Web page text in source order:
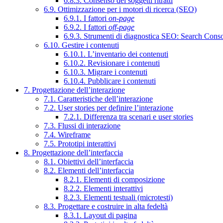
6.9. Ottimizzazione per i motori di ricerca (SEO)
6.9.1. I fattori on-page
6.9.2. I fattori off-page
6.9.3. Strumenti di diagnostica SEO: Search
6.10. Gestire i contenuti
6.10.1. L’inventario dei contenuti
6.10.2. Revisionare i contenuti
6.10.3. Migrare i contenuti
6.10.4. Pubblicare i contenuti
7. Progettazione dell’interazione
7.1. Caratteristiche dell’interazione
7.2. User stories per definire l’interazione
7.2.1. Differenza tra scenari e user stories
7.3. Flussi di interazione
7.4. Wireframe
7.5. Prototipi interattivi
8. Progettazione dell’interfaccia
8.1. Obiettivi dell’interfaccia
8.2. Elementi dell’interfaccia
8.2.1. Elementi di composizione
8.2.2. Elementi interattivi
8.2.3. Elementi testuali (microtesti)
8.3. Progettare e costruire in alta fedeltà
8.3.1. Layout di pagina